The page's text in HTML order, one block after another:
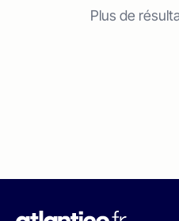
Plus de